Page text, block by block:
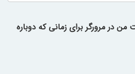
من در مرورگر برای زمانی که دوباره